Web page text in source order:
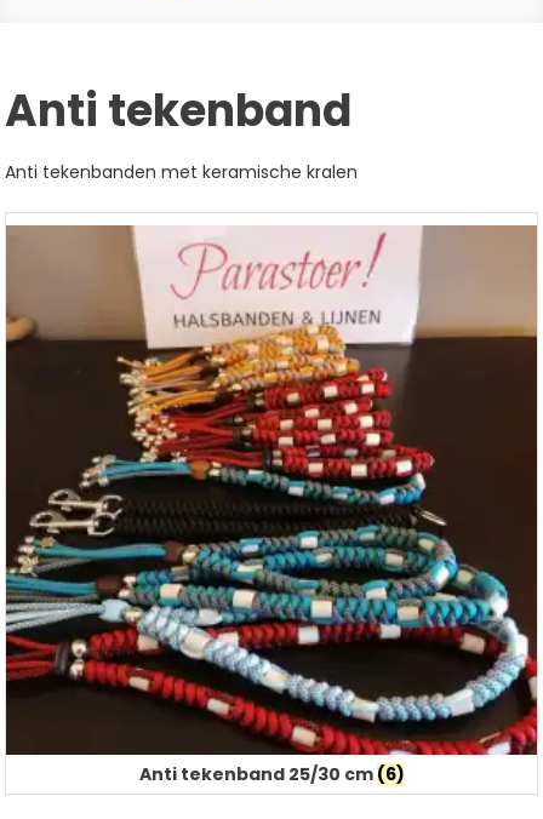
Anti tekenband
Anti tekenbanden met keramische kralen
Anti tekenband 25/30 cm (6)